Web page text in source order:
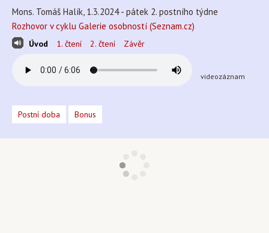
Mons. Tomáš Halík, 1.3.2024 - pátek 2. postního týdne
Rozhovor v cyklu Galerie osobností (Seznam.cz)
Úvod 1. čtení 2. čtení Závěr
videozáznam
Postní doba Bonus